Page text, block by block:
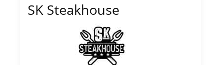
SK Steakhouse